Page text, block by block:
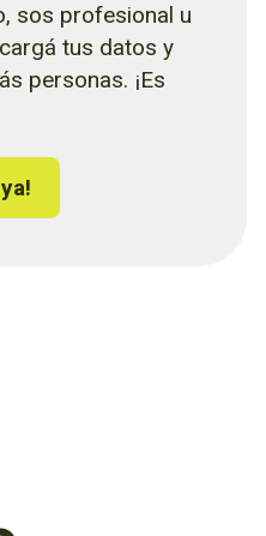
sos profesional u
tus datos y
personas. ¡Es